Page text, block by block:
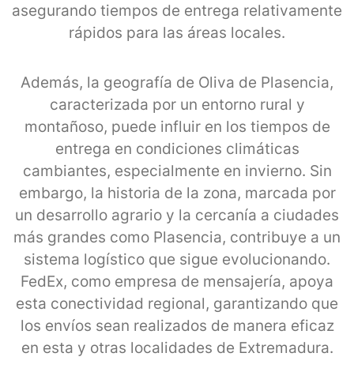
asegurando tiempos de entrega relativamente
rápidos para las áreas locales.
Además, la geografía de Oliva de Plasencia,
caracterizada por un entorno rural y
montañoso, puede influir en los tiempos de
entrega en condiciones climáticas
cambiantes, especialmente en invierno. Sin
embargo, la historia de la zona, marcada por
un desarrollo agrario y la cercanía a ciudades
más grandes como Plasencia, contribuye a un
sistema logístico que sigue evolucionando.
FedEx, como empresa de mensajería, apoya
esta conectividad regional, garantizando que
los envíos sean realizados de manera eficaz
en esta y otras localidades de Extremadura.